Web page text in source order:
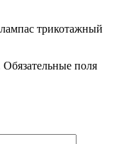
трикотажный
Обязательные поля